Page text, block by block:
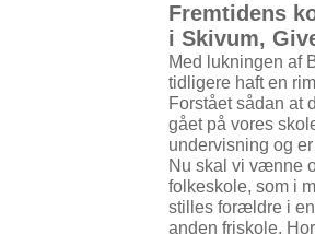
Fremtidens
i Skivum,
Med lukningen af
tidligere haft en
Forstået sådan at
gået på vores
undervisning og
Nu skal vi vænne
folkeskole, som i
stilles forældre i
anden friskole,